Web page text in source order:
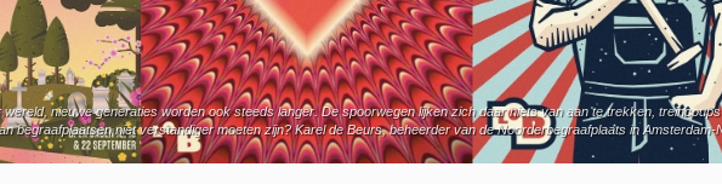
nieuwe generaties worden ook steeds langer. De spoorwegen lijken zich daar niets van aan te trekken,
begraafplaatsen niet verstandiger moeten zijn? Karel de Beurs, beheerder van de Noorderbegraafplaats in